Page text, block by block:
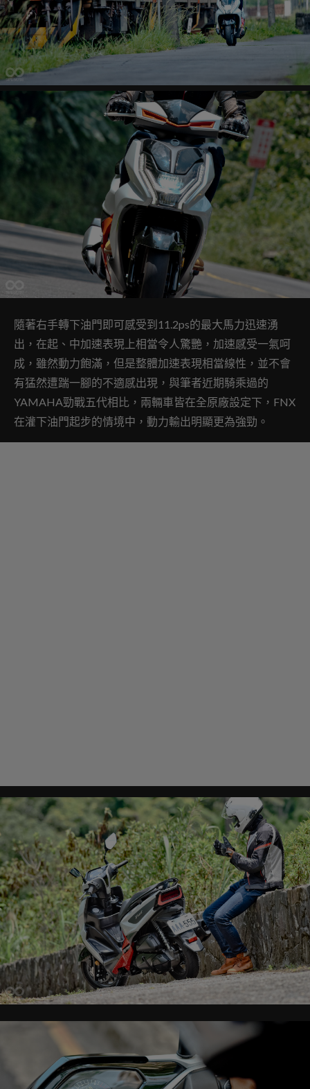
隨著右手轉下油門即可感受到11.2ps的最大馬力迅速湧
出，在起、中加速表現上相當令人驚艷，加速感受一氣呵
成，雖然動力飽滿，但是整體加速表現相當線性，並不會
有猛然遭踹一腳的不適感出現，與筆者近期騎乘過的
YAMAHA勁戰五代相比，兩輛車皆在全原廠設定下，FNX
在灌下油門起步的情境中，動力輸出明顯更為強勁。